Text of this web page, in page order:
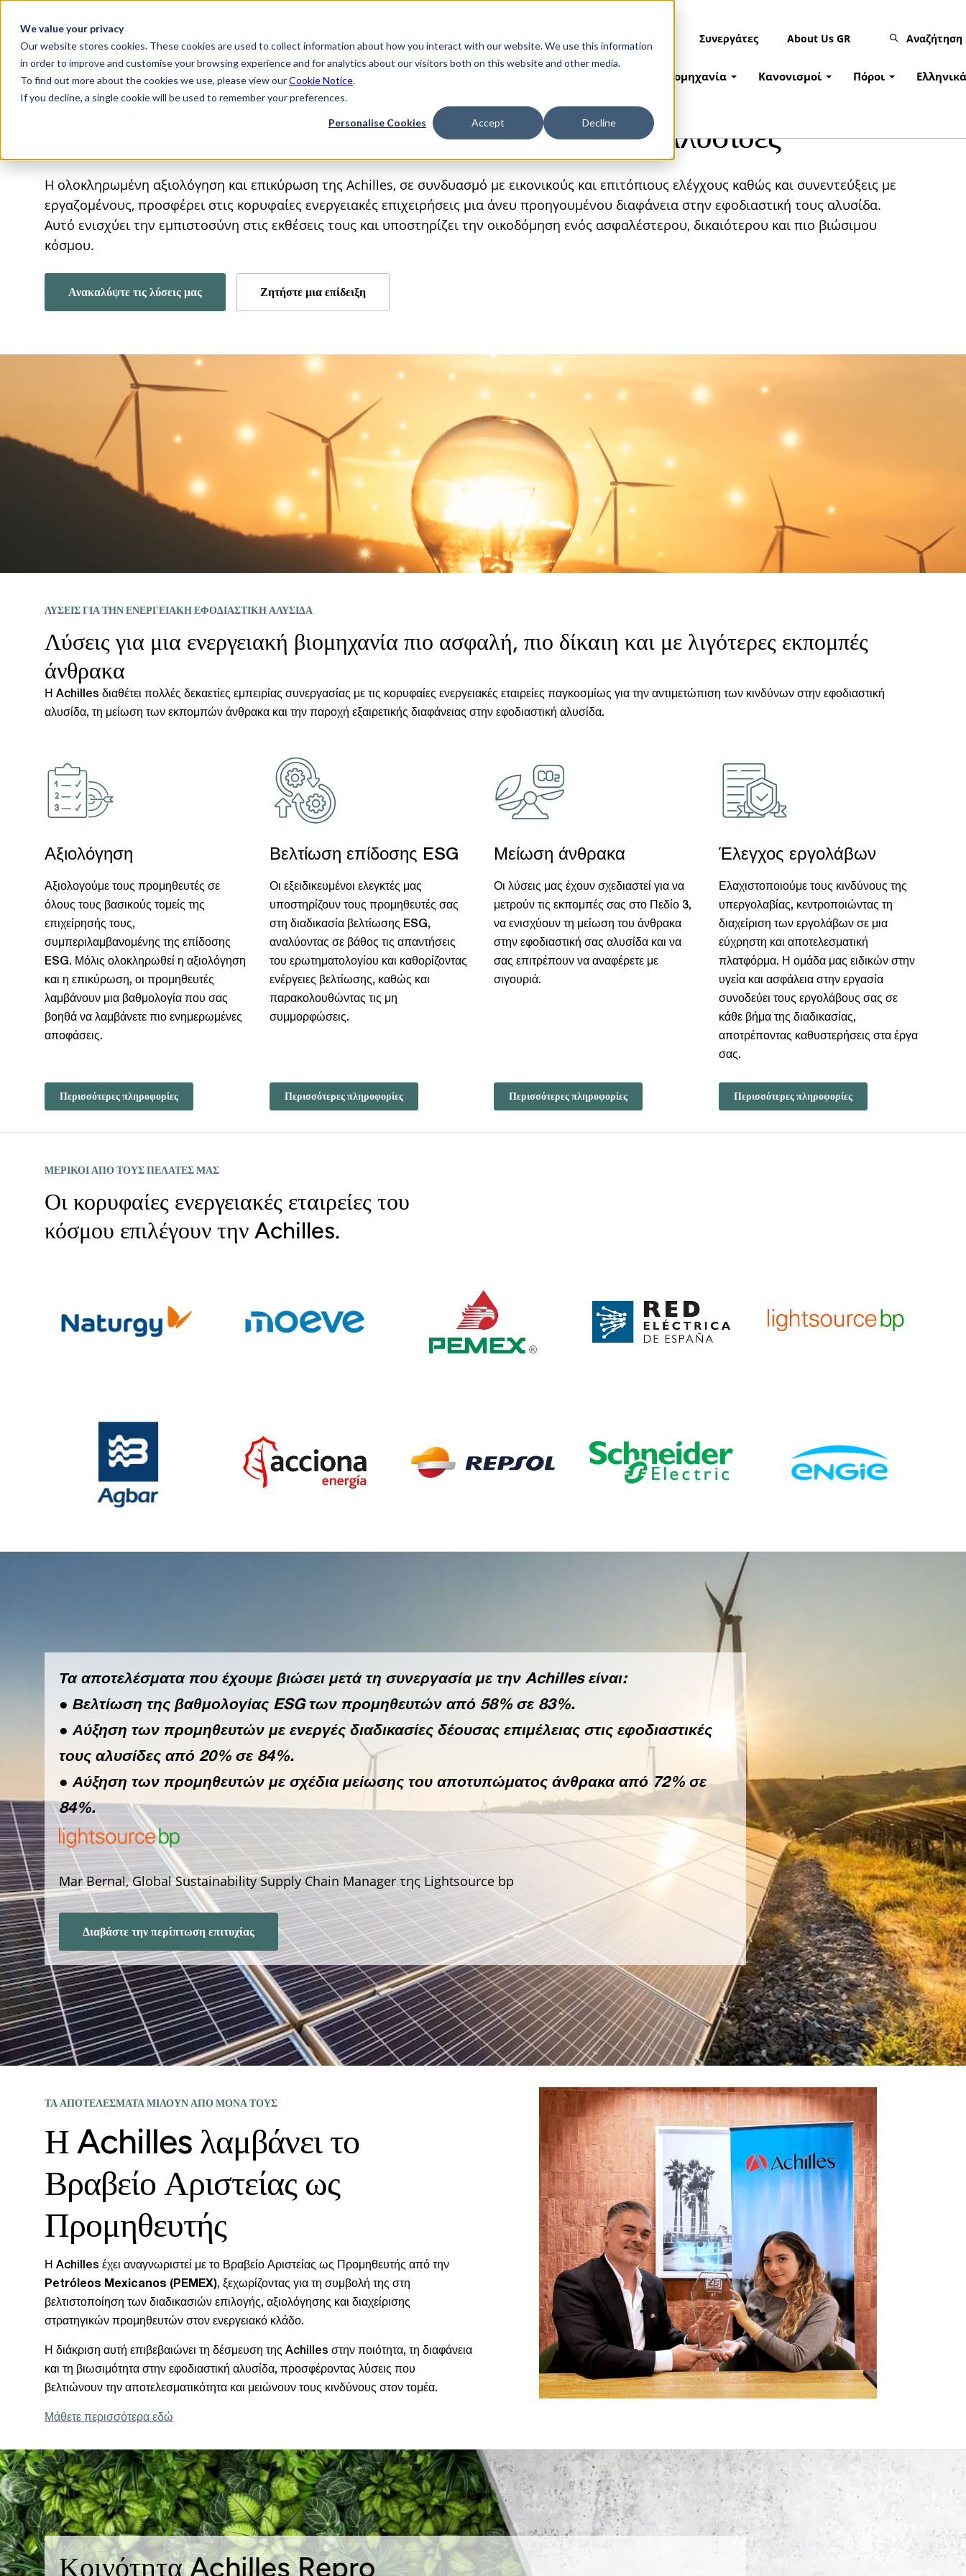
We value your privacy
Our website stores cookies. These cookies are used to collect information about how you interact with our website. We use this information
in order to improve and customise your browsing experience and for analytics about our visitors both on this website and other media.
To find out more about the cookies we use, please view ourCookie Notice.
If you decline, a single cookie will be used to remember your preferences.
Personalise Cookies Accept Decline
Συνεργάτες About Us GR Αναζήτηση
AchillesAI Προϊόντα
Κίνδυνοι
Εφοδιασμού
υποβολή
εκθέσεων
Βιομηχανία Κανονισμοί Πόροι Ελληνικά
Βιώσιμες λύσεις για ενεργειακές εφοδιαστικές αλυσίδες
Η ολοκληρωμένη αξιολόγηση και επικύρωση της Achilles, σε συνδυασμό με εικονικούς και επιτόπιους ελέγχους καθώς και συνεντεύξεις με
εργαζομένους, προσφέρει στις κορυφαίες ενεργειακές επιχειρήσεις μια άνευ προηγουμένου διαφάνεια στην εφοδιαστική τους αλυσίδα.
Αυτό ενισχύει την εμπιστοσύνη στις εκθέσεις τους και υποστηρίζει την οικοδόμηση ενός ασφαλέστερου, δικαιότερου και πιο βιώσιμου
κόσμου.
Ανακαλύψτε τις λύσεις μας Ζητήστε μια επίδειξη
ΛΥΣΕΙΣ ΓΙΑ ΤΗΝ ΕΝΕΡΓΕΙΑΚΗ ΕΦΟΔΙΑΣΤΙΚΗ ΑΛΥΣΙΔΑ
Λύσεις για μια ενεργειακή βιομηχανία πιο ασφαλή, πιο δίκαιη και με λιγότερες εκπομπές
άνθρακα
Η Achilles διαθέτει πολλές δεκαετίες εμπειρίας συνεργασίας με τις κορυφαίες ενεργειακές εταιρείες παγκοσμίως για την αντιμετώπιση των κινδύνων στην εφοδιαστική
αλυσίδα, τη μείωση των εκπομπών άνθρακα και την παροχή εξαιρετικής διαφάνειας στην εφοδιαστική αλυσίδα.
Αξιολόγηση
Αξιολογούμε τους προμηθευτές σε
όλους τους βασικούς τομείς της
επιχείρησής τους,
συμπεριλαμβανομένης της επίδοσης
ESG. Μόλις ολοκληρωθεί η αξιολόγηση
και η επικύρωση, οι προμηθευτές
λαμβάνουν μια βαθμολογία που σας
βοηθά να λαμβάνετε πιο ενημερωμένες
αποφάσεις.
Περισσότερες πληροφορίες
Βελτίωση επίδοσης ESG
Οι εξειδικευμένοι ελεγκτές μας
υποστηρίζουν τους προμηθευτές σας
στη διαδικασία βελτίωσης ESG,
αναλύοντας σε βάθος τις απαντήσεις
του ερωτηματολογίου και καθορίζοντας
ενέργειες βελτίωσης, καθώς και
παρακολουθώντας τις μη
συμμορφώσεις.
Περισσότερες πληροφορίες
Μείωση άνθρακα
Οι λύσεις μας έχουν σχεδιαστεί για να
μετρούν τις εκπομπές σας στο Πεδίο 3,
να ενισχύουν τη μείωση του άνθρακα
στην εφοδιαστική σας αλυσίδα και να
σας επιτρέπουν να αναφέρετε με
σιγουριά.
Περισσότερες πληροφορίες
Έλεγχος εργολάβων
Ελαχιστοποιούμε τους κινδύνους της
υπεργολαβίας, κεντροποιώντας τη
διαχείριση των εργολάβων σε μια
εύχρηστη και αποτελεσματική
πλατφόρμα. Η ομάδα μας ειδικών στην
υγεία και ασφάλεια στην εργασία
συνοδεύει τους εργολάβους σας σε
κάθε βήμα της διαδικασίας,
αποτρέποντας καθυστερήσεις στα έργα
σας.
Περισσότερες πληροφορίες
ΜΕΡΙΚΟΙ ΑΠΟ ΤΟΥΣ ΠΕΛΑΤΕΣ ΜΑΣ
Οι κορυφαίες ενεργειακές εταιρείες του
κόσμου επιλέγουν την Achilles.
Τα αποτελέσματα που έχουμε βιώσει μετά τη συνεργασία με την Achilles είναι:
● Βελτίωση της βαθμολογίας ESG των προμηθευτών από 58% σε 83%.
●Αύξηση των προμηθευτών με ενεργές διαδικασίες δέουσας επιμέλειας στις εφοδιαστικές
τους αλυσίδες από 20% σε 84%.
●Αύξηση των προμηθευτών με σχέδια μείωσης του αποτυπώματος άνθρακα από 72% σε
84%.
Mar Bernal, Global Sustainability Supply Chain Manager της Lightsource bp
Διαβάστε την περίπτωση επιτυχίας
ΤΑ ΑΠΟΤΕΛΕΣΜΑΤΑ ΜΙΛΟΥΝ ΑΠΟ ΜΟΝΑ ΤΟΥΣ
Η Achilles λαμβάνει το
Βραβείο Αριστείας ως
Προμηθευτής
Η Achilles έχει αναγνωριστεί με το Βραβείο Αριστείας ως Προμηθευτής από την
Petróleos Mexicanos (PEMEX), ξεχωρίζοντας για τη συμβολή της στη
βελτιστοποίηση των διαδικασιών επιλογής, αξιολόγησης και διαχείρισης
στρατηγικών προμηθευτών στον ενεργειακό κλάδο.
Η διάκριση αυτή επιβεβαιώνει τη δέσμευση της Achilles στην ποιότητα, τη διαφάνεια
και τη βιωσιμότητα στην εφοδιαστική αλυσίδα, προσφέροντας λύσεις που
βελτιώνουν την αποτελεσματικότητα και μειώνουν τους κινδύνους στον τομέα.
Μάθετε περισσότερα εδώ
Κοινότητα Achilles Repro